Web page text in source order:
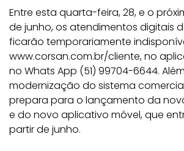
Entre esta quarta-feira, 28, e o
de junho, os atendimentos digitais
ficarão temporariamente
www.corsan.com.br/cliente, no
no Whats App (51) 99704-6644.
modernização do sistema
prepara para o lançamento da
e do novo aplicativo móvel, que
partir de junho.